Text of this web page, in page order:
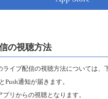
の視聴方法
イブ配信の視聴方法については、
通知が届きます。
リからの視聴となります。